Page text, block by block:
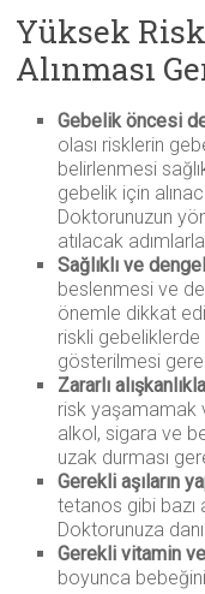
Yüksek
Alınması
Gebelik öncesi
olası risklerin
belirlenmesi
gebelik için
Doktorunuzun
atılacak
Sağlıklı ve
beslenmesi ve
önemle dikkat
riskli
gösterilmesi
Zararlı
risk yaşamamak
alkol, sigara ve
uzak durması
Gerekli aşıların
tetanos gibi bazı
Doktorunuza
Gerekli vitamin
boyunca